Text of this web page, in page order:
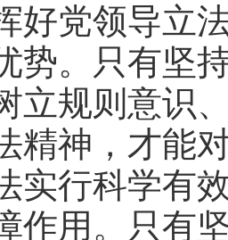
好党领导立
势。只有坚
立规则意识
精神，才能
实行科学有
作用。只有